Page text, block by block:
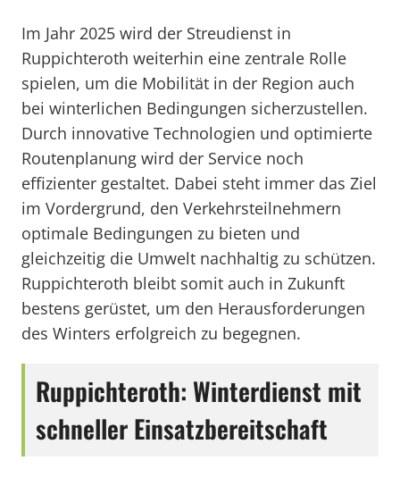
Im Jahr 2025 wird der Streudienst in
Ruppichteroth weiterhin eine zentrale Rolle
spielen, um die Mobilität in der Region auch
bei winterlichen Bedingungen sicherzustellen.
Durch innovative Technologien und optimierte
Routenplanung wird der Service noch
effizienter gestaltet. Dabei steht immer das Ziel
im Vordergrund, den Verkehrsteilnehmern
optimale Bedingungen zu bieten und
gleichzeitig die Umwelt nachhaltig zu schützen.
Ruppichteroth bleibt somit auch in Zukunft
bestens gerüstet, um den Herausforderungen
des Winters erfolgreich zu begegnen.
Ruppichteroth: Winterdienst mit
schneller Einsatzbereitschaft